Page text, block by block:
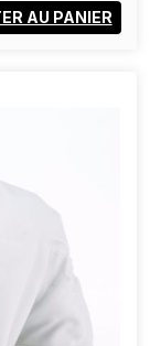
AU PANIER